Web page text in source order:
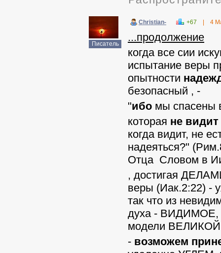
Писатель
Christian- +67 4
...продолжение
когда все сии
испытание веры
опытности
безопасный , -
"ибо мы
которая не видит
когда видит, не
надеяться?"
Отца Словом в
, достигая
веры (Иак.2:22) -
так что из
духа -
модели ВЕЛИКОЙ
- возможем